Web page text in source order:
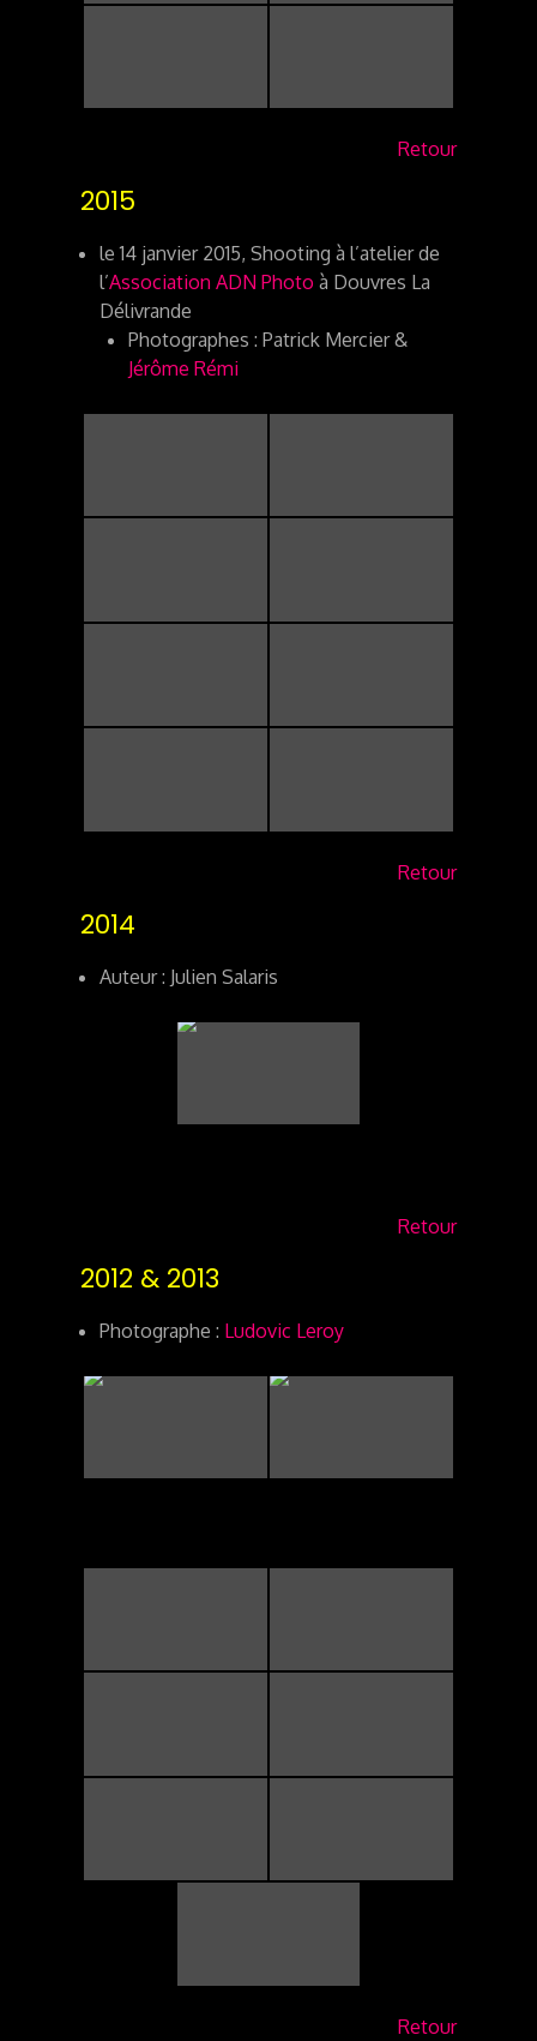
Retour
2015
le 14 janvier 2015, Shooting à l’atelier de
l’Association ADN Photo à Douvres La
Délivrande
Photographes : Patrick Mercier &
Jérôme Rémi
Retour
2014
Auteur : Julien Salaris
Retour
2012 & 2013
Photographe : Ludovic Leroy
Retour